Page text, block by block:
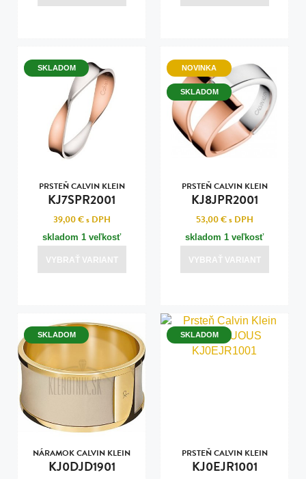
SKLADOM
PRSTEŇ CALVIN KLEIN
KJ7SPR2001
39,00 €s DPH
skladom 1 veľkosť
VYBRAŤ VARIANT
NOVINKA
SKLADOM
PRSTEŇ CALVIN KLEIN
KJ8JPR2001
53,00 €s DPH
skladom 1 veľkosť
VYBRAŤ VARIANT
SKLADOM
NÁRAMOK CALVIN KLEIN
KJ0DJD1901
SKLADOM
PRSTEŇ CALVIN KLEIN
KJ0EJR1001